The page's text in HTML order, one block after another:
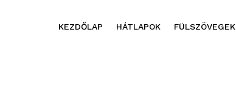
KEZDŐLAP HÁTLAPOK FÜLSZÖVEGEK